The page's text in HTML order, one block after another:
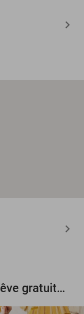
Tentez de gagner un voyage de rêve gratuit d'une valeur de 3.000 € !